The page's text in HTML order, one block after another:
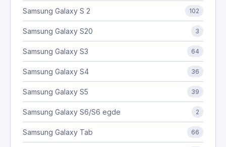
Samsung Galaxy S 2 102
Samsung Galaxy S20 3
Samsung Galaxy S3 64
Samsung Galaxy S4 36
Samsung Galaxy S5 39
Samsung Galaxy S6/S6 egde 2
Samsung Galaxy Tab 66